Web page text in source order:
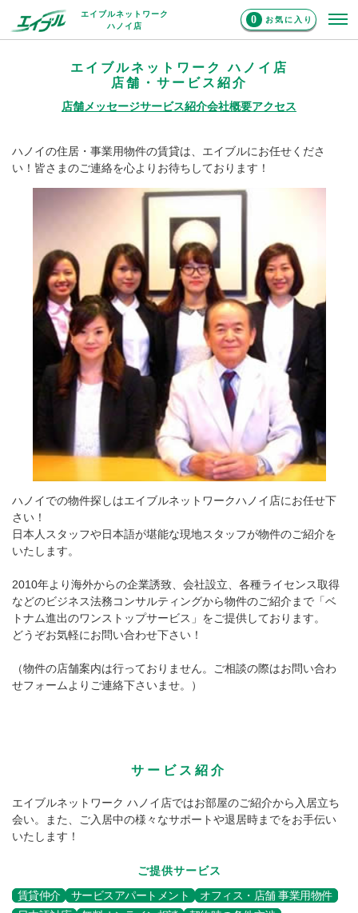
エイブルネットワーク
ハノイ店
0 お気に入り
エイブルネットワーク ハノイ店
店舗・サービス紹介
店舗メッセージサービス紹介会社概要アクセス
ハノイの住居・事業用物件の賃貸は、エイブルにお任せくださ
い！皆さまのご連絡を心よりお待ちしております！
ハノイでの物件探しはエイブルネットワークハノイ店にお任せ下
さい！
日本人スタッフや日本語が堪能な現地スタッフが物件のご紹介を
いたします。
2010年より海外からの企業誘致、会社設立、各種ライセンス取得
などのビジネス法務コンサルティングから物件のご紹介まで「ベ
トナム進出のワンストップサービス」をご提供しております。
どうぞお気軽にお問い合わせ下さい！
（物件の店舗案内は行っておりません。ご相談の際はお問い合わ
せフォームよりご連絡下さいませ。）
サービス紹介
エイブルネットワーク ハノイ店ではお部屋のご紹介から入居立ち
会い。また、ご入居中の様々なサポートや退居時までをお手伝い
いたします！
ご提供サービス
賃貸仲介
サービスアパートメント
オフィス・店舗 事業用物件